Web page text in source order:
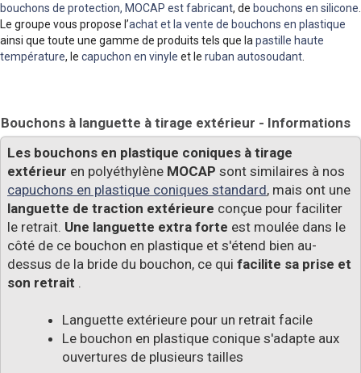
bouchons de protection, MOCAP est fabricant, de bouchons en silicone.
Le groupe vous propose l’achat et la vente de bouchons en plastique
ainsi que toute une gamme de produits tels que lapastille haute
température, le capuchon en vinyle et le ruban autosoudant.
Bouchons à languette à tirage extérieur - Informations
Les bouchons en plastique coniques à tirage
extérieur en polyéthylène MOCAP sont similaires à nos
capuchons en plastique coniques standard, mais ont une
languette de traction extérieure conçue pour faciliter
le retrait. Une languette extra forte est moulée dans le
côté de ce bouchon en plastique et s'étend bien au-
dessus de la bride du bouchon, ce qui facilite sa prise et
son retrait .
Languette extérieure pour un retrait facile
Le bouchon en plastique conique s'adapte aux
ouvertures de plusieurs tailles